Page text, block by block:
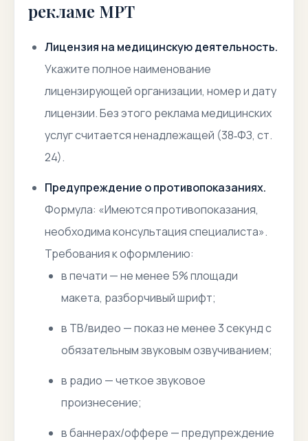
рекламе МРТ
Лицензия на медицинскую деятельность.
Укажите полное наименование
лицензирующей организации, номер и дату
лицензии. Без этого реклама медицинских
услуг считается ненадлежащей (38‑ФЗ, ст.
24).
Предупреждение о противопоказаниях.
Формула: «Имеются противопоказания,
необходима консультация специалиста».
Требования к оформлению:
в печати — не менее 5% площади
макета, разборчивый шрифт;
в ТВ/видео — показ не менее 3 секунд с
обязательным звуковым озвучиванием;
в радио — четкое звуковое
произнесение;
в баннерах/оффере — предупреждение